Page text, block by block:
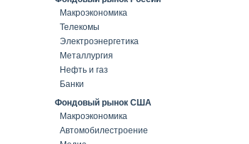
Макроэкономика
Телекомы
Электроэнергетика
Металлургия
Нефть и газ
Банки
Фондовый рынок США
Макроэкономика
Автомобилестроение